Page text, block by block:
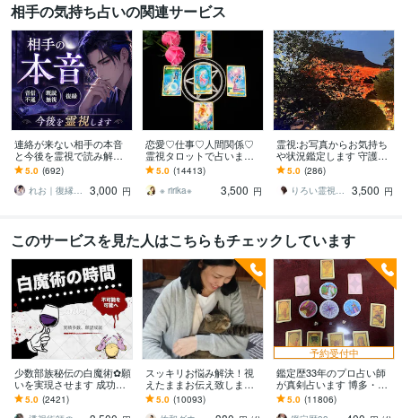
相手の気持ち占いの関連サービス
連絡が来ない相手の本音
と今後を霊視で読み解き
ます 音信不通・既読無
視・復縁…距離ができた
理由と今後を霊視します
5.0 (692)
れお｜復縁・恋愛霊視の案内人
3,000 円
恋愛♡仕事♡人間関係♡
霊視タロットで占います
霊視鑑定♡恋愛アドバイ
ザーとして相手の心理も
詳しく解説します
5.0 (14413)
※ ririka※
3,500 円
霊視:お写真からお気持ち
や状況鑑定します 守護
様、神様方からのお言
葉、お写真から伝わる事
霊視します。
5.0 (286)
りろい霊視鑑定
3,500 円
このサービスを見た人はこちらもチェックしています
少数部族秘伝の白魔術✿願
いを実現させます 成功率8
0%☆願いを実現します✿
5.0 (2421)
スッキリお悩み解決！視
えたままお伝え致します
恋愛、結婚、人間関係、
仕事、人生、ペットの気
5.0 (10093)
予約受付中
鑑定歴33年のプロ占い師
が真剣占います 博多・廓
屋の純血統占い祈願師
雷鳥
5.0 (11806)